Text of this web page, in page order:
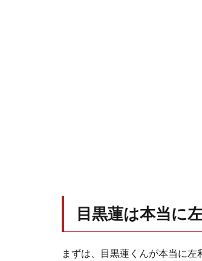
目黒蓮は本当に
まずは、目黒蓮くんが本当に左